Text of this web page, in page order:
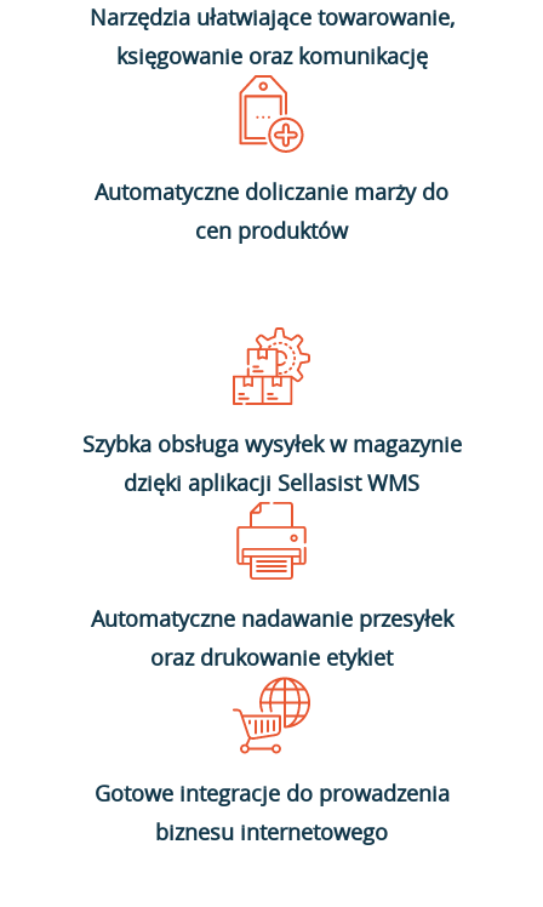
Narzędzia ułatwiające towarowanie,
księgowanie oraz komunikację
Automatyczne doliczanie marży do
cen produktów
Szybka obsługa wysyłek w magazynie
dzięki aplikacji Sellasist WMS
Automatyczne nadawanie przesyłek
oraz drukowanie etykiet
Gotowe integracje do prowadzenia
biznesu internetowego